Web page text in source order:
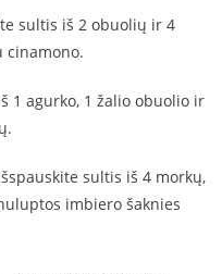
sultis iš 2 obuolių ir 4
cinamono.
1 agurko, 1 žalio obuolio ir
sultis iš 4 morkų,
imbiero šaknies